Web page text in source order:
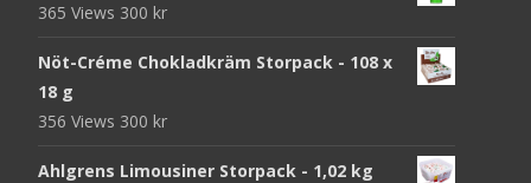
365 Views 300 kr
Nöt-Créme Chokladkräm Storpack - 108 x
18 g
356 Views 300 kr
Ahlgrens Limousiner Storpack - 1,02 kg